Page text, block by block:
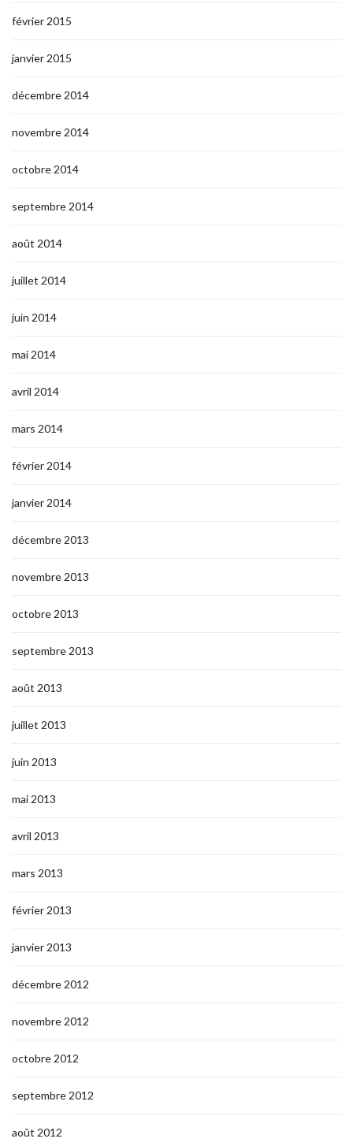
février 2015
janvier 2015
décembre 2014
novembre 2014
octobre 2014
septembre 2014
août 2014
juillet 2014
juin 2014
mai 2014
avril 2014
mars 2014
février 2014
janvier 2014
décembre 2013
novembre 2013
octobre 2013
septembre 2013
août 2013
juillet 2013
juin 2013
mai 2013
avril 2013
mars 2013
février 2013
janvier 2013
décembre 2012
novembre 2012
octobre 2012
septembre 2012
août 2012